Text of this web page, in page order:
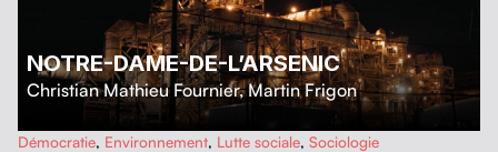
NOTRE-DAME-DE-L’ARSENIC
Christian Mathieu Fournier,Martin Frigon
…
Démocratie, Environnement, Lutte sociale, Sociologie